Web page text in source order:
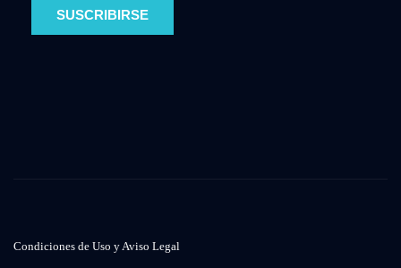
SUSCRIBIRSE
Condiciones de Uso y Aviso Legal